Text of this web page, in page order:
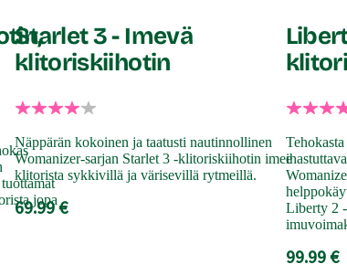
jopa
Starlet 3 - Imevä
klitoriskiihotin
Näppärän kokoinen ja taatusti nautinnollinen
Womanizer-sarjan Starlet 3 -klitoriskiihotin imee
klitorista sykkivillä ja värisevillä rytmeillä.
69.99 €
Liberty 2 -
99.99 €